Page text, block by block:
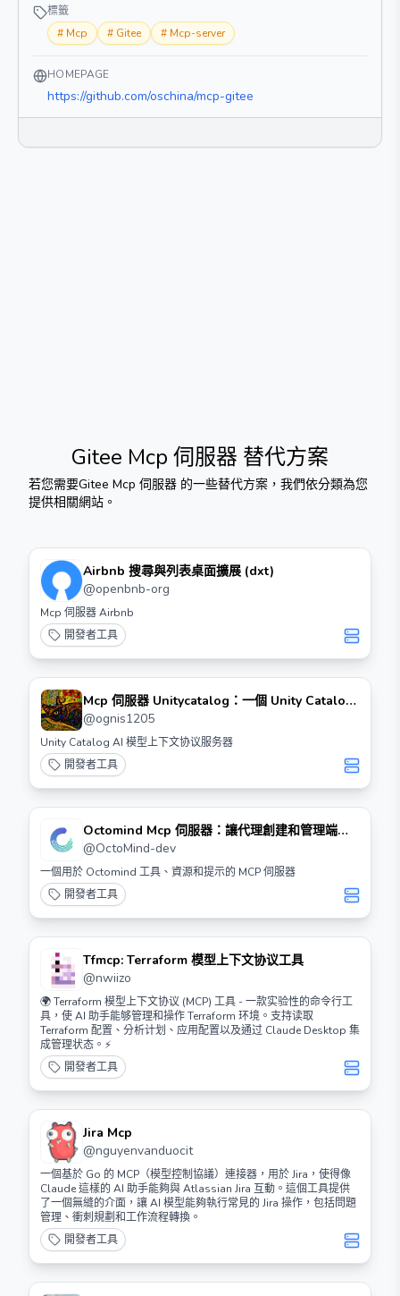
標籤
# Mcp # Gitee # Mcp-server
HOMEPAGE
https://github.com/oschina/mcp-gitee
Gitee Mcp 伺服器 替代方案
若您需要Gitee Mcp 伺服器 的一些替代方案，我們依分類為您
提供相關網站。
Airbnb 搜尋與列表桌面擴展 (dxt)
@openbnb-org
Mcp 伺服器 Airbnb
開發者工具
Mcp 伺服器 Unitycatalog：一個 Unity Catalog
Mcp 伺服器
@ognis1205
Unity Catalog AI 模型上下文协议服务器
開發者工具
Octomind Mcp 伺服器：讓代理創建和管理端到
端測試
@OctoMind-dev
一個用於 Octomind 工具、資源和提示的 MCP 伺服器
開發者工具
Tfmcp: Terraform 模型上下文协议工具
@nwiizo
🌍 Terraform 模型上下文协议 (MCP) 工具 - 一款实验性的命令行工
具，使 AI 助手能够管理和操作 Terraform 环境。支持读取
Terraform 配置、分析计划、应用配置以及通过 Claude Desktop 集
成管理状态。⚡️
開發者工具
Jira Mcp
@nguyenvanduocit
一個基於 Go 的 MCP（模型控制協議）連接器，用於 Jira，使得像
Claude 這樣的 AI 助手能夠與 Atlassian Jira 互動。這個工具提供
了一個無縫的介面，讓 AI 模型能夠執行常見的 Jira 操作，包括問題
管理、衝刺規劃和工作流程轉換。
開發者工具